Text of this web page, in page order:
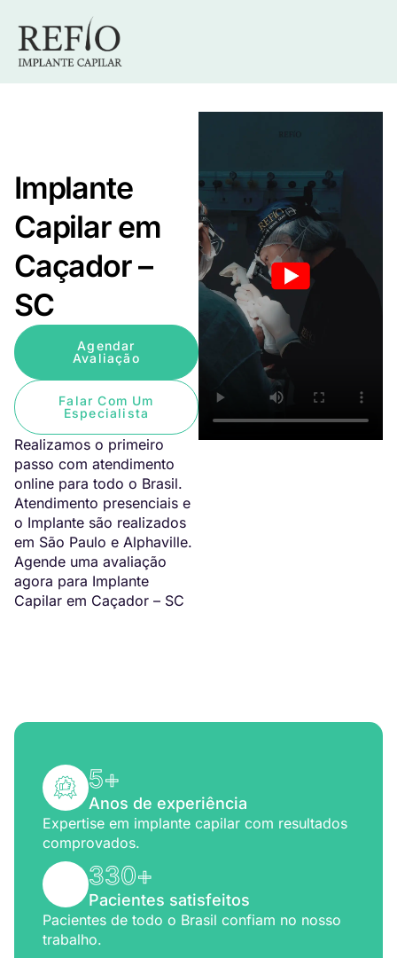
Implante
Capilar em
Caçador –
SC
Agendar
Avaliação
Falar Com Um
Especialista
Realizamos o primeiro
passo com atendimento
online para todo o Brasil.
Atendimento presenciais e
o Implante são realizados
em São Paulo e Alphaville.
Agende uma avaliação
agora para Implante
Capilar em Caçador – SC
5+
Anos de experiência
Expertise em implante capilar com resultados
comprovados.
330+
Pacientes satisfeitos
Pacientes de todo o Brasil confiam no nosso
trabalho.